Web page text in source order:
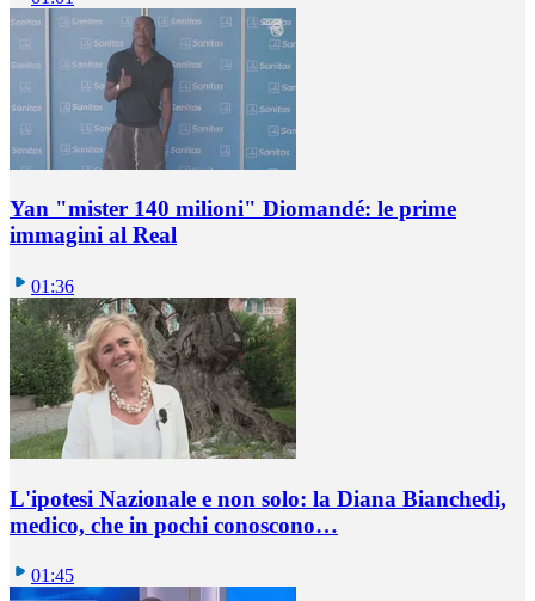
Yan "mister 140 milioni" Diomandé: le prime
immagini al Real
01:36
L'ipotesi Nazionale e non solo: la Diana Bianchedi,
medico, che in pochi conoscono…
01:45